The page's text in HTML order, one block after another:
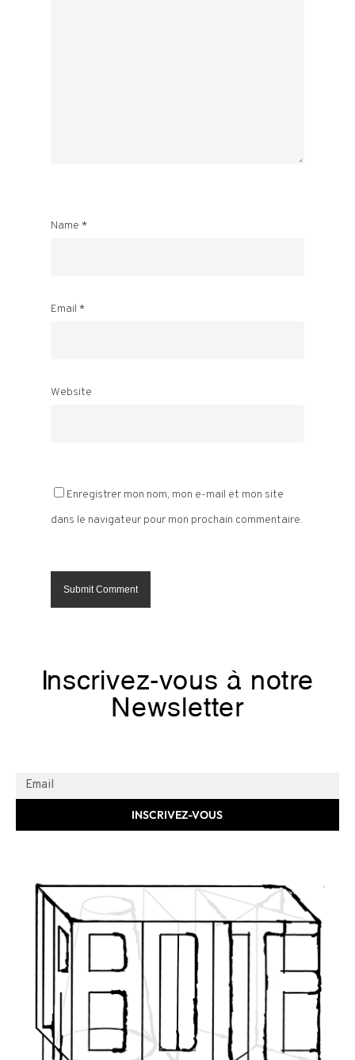
Name *
Email *
Website
Enregistrer mon nom, mon e-mail et mon site
dans le navigateur pour mon prochain commentaire.
Inscrivez-vous à notre
Newsletter
INSCRIVEZ-VOUS